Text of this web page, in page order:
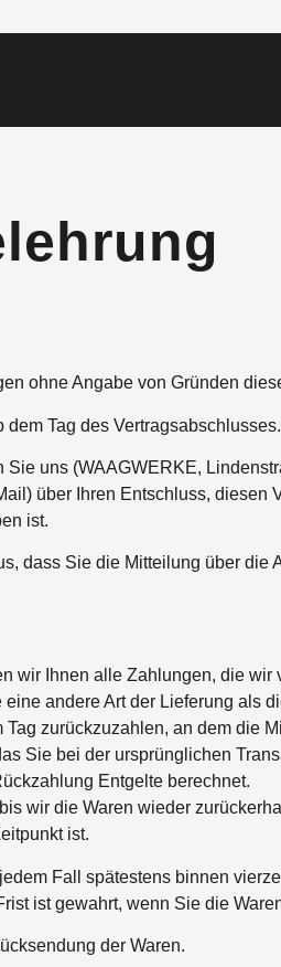
ohne Angabe von Gründen
Tag des Vertragsabschlusses.
Sie uns (WAAGWERKE,
über Ihren Entschluss,
ist.
dass Sie die Mitteilung über
wir Ihnen alle Zahlungen, die
andere Art der Lieferung als
zurückzuzahlen, an dem die
Sie bei der ursprünglichen
Entgelte berechnet.
wir die Waren wieder
ist.
Fall spätestens binnen
ist gewahrt, wenn Sie die
der Waren.